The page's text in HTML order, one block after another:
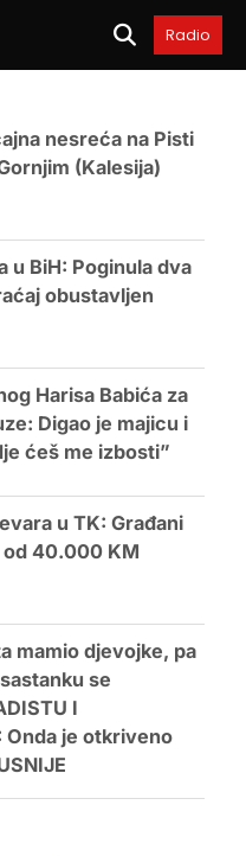
Radio
nesreća na Pisti
(Kalesija)
u BiH: Poginula dva
obustavljen
Harisa Babića za
Digao je majicu i
ćeš me izbosti”
u TK: Građani
40.000 KM
mamio djevojke, pa
se
I
Onda je otkriveno